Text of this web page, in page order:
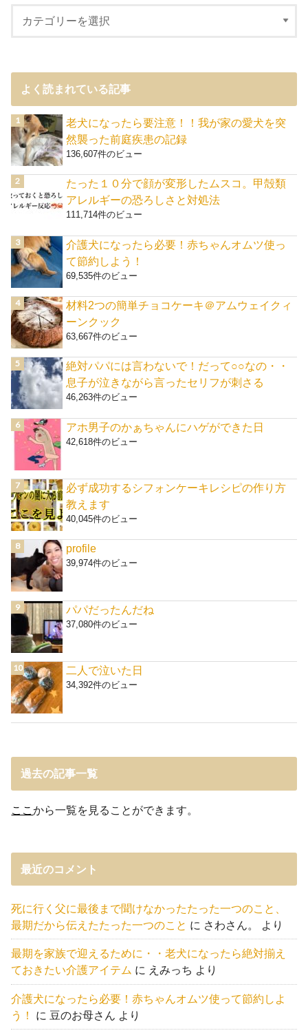
よく読まれている記事
老犬になったら要注意！！我が家の愛犬を突
然襲った前庭疾患の記録
136,607件のビュー
たった１０分で顔が変形したムスコ。甲殻類
アレルギーの恐ろしさと対処法
111,714件のビュー
介護犬になったら必要！赤ちゃんオムツ使っ
て節約しよう！
69,535件のビュー
材料2つの簡単チョコケーキ＠アムウェイクィ
ーンクック
63,667件のビュー
絶対パパには言わないで！だって○○なの・・
息子が泣きながら言ったセリフが刺さる
46,263件のビュー
アホ男子のかぁちゃんにハゲができた日
42,618件のビュー
必ず成功するシフォンケーキレシピの作り方
教えます
40,045件のビュー
profile
39,974件のビュー
パパだったんだね
37,080件のビュー
二人で泣いた日
34,392件のビュー
過去の記事一覧
ここから一覧を見ることができます。
最近のコメント
死に行く父に最後まで聞けなかったたった一つのこと、
最期だから伝えたたった一つのこと に さわさん。 より
最期を家族で迎えるために・・老犬になったら絶対揃え
ておきたい介護アイテム に えみっち より
介護犬になったら必要！赤ちゃんオムツ使って節約しよ
う！
に 豆のお母さん より